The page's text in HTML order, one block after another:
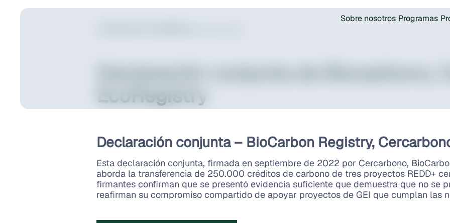
Sobre nosotros Programas
EcoRegistry
Declaración conjunta – BioCarbon Registry,
Esta declaración conjunta, firmada en septiembre de 2022 por Cercarbono,
aborda la transferencia de 250.000 créditos de carbono de tres proyectos REDD+
firmantes confirman que se presentó evidencia suficiente que demuestra que no se
reafirman su compromiso compartido de apoyar proyectos de GEI que cumplan las